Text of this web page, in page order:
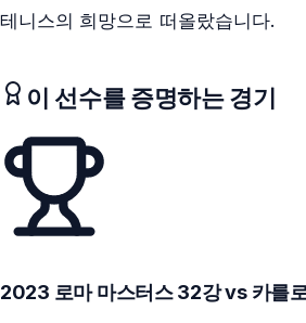
테니스의 희망으로 떠올랐습니다.
이 선수를 증명하는 경기
2023 로마 마스터스 32강 vs 카를